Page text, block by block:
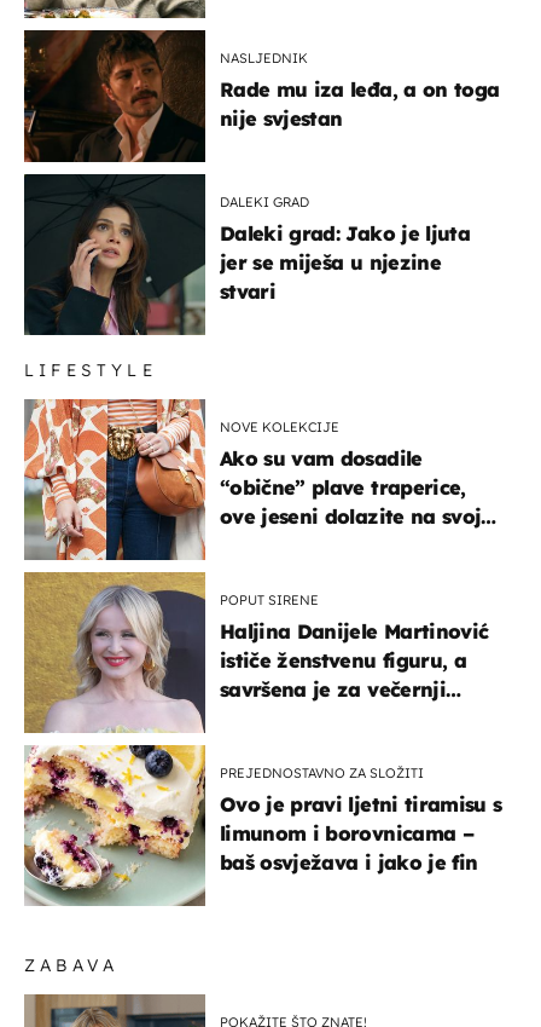
ZABAVA
POKAŽITE ŠTO ZNATE!
NASLJEDNIK
Rade mu iza leđa, a on toga
nije svjestan
DALEKI GRAD
Daleki grad: Jako je ljuta
jer se miješa u njezine
stvari
LIFESTYLE
NOVE KOLEKCIJE
Ako su vam dosadile
“obične” plave traperice,
ove jeseni dolazite na svoje
POPUT SIRENE
Haljina Danijele Martinović
ističe ženstvenu figuru, a
savršena je za večernji
PREJEDNOSTAVNO ZA SLOŽITI
Ovo je pravi ljetni tiramisu s
limunom i borovnicama –
baš osvježava i jako je fin